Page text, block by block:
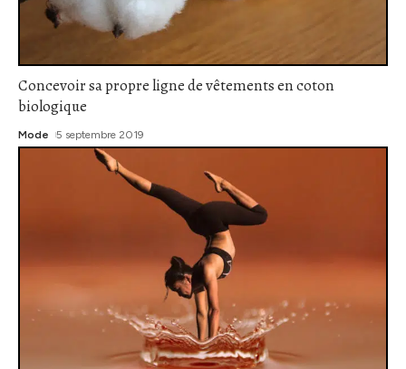
Concevoir sa propre ligne de vêtements en coton
biologique
Mode 5 septembre 2019